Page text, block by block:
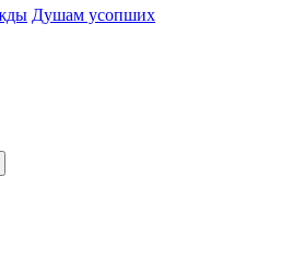
Душам усопших